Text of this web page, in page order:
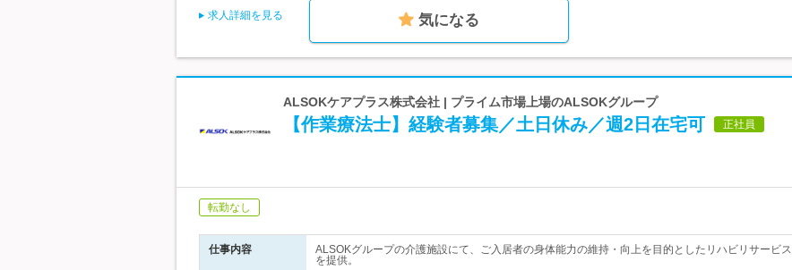
求人詳細を見る 気になる
ALSOKケアプラス株式会社 | プライム市場上場のALSOKグループ
【作業療法士】経験者募集／土日休み／週2日在宅可 正社員
転勤なし
仕事内容
ALSOKグループの介護施設にて、ご入居者の身体能力の維持・向上を目的としたリハビリサービス
を提供。